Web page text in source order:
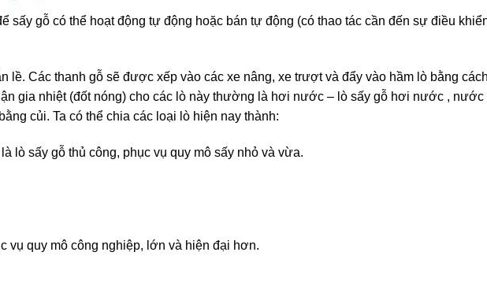
sấy gỗ có thể hoạt động tự động hoặc bán tự động (có thao tác cần đến sự điều
lề. Các thanh gỗ sẽ được xếp vào các xe nâng, xe trượt và đẩy vào hầm lò bằng
gia nhiệt (đốt nóng) cho các lò này thường là hơi nước – lò sấy gỗ hơi nước , nước
củi. Ta có thể chia các loại lò hiện nay thành:
lò sấy gỗ thủ công, phục vụ quy mô sấy nhỏ và vừa.
vụ quy mô công nghiệp, lớn và hiện đại hơn.